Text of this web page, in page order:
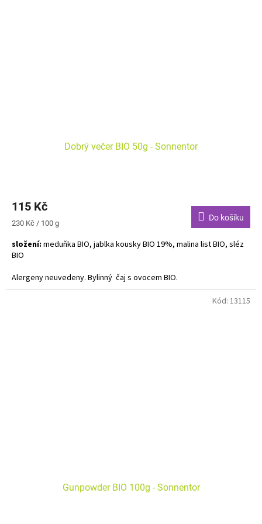
Dobrý večer BIO 50g - Sonnentor
115 Kč
Měrná
230 Kč / 100 g
Do košíku
složení: meduňka BIO, jablka kousky BIO 19%, malina list BIO, sléz
BIO
Alergeny neuvedeny. Bylinný čaj s ovocem BIO.
Příjemná směs s trpce aromatickou chutí se hodí pro klidné večerní
Gunpowder BIO 100g - Sonnentor
Kód: 13115